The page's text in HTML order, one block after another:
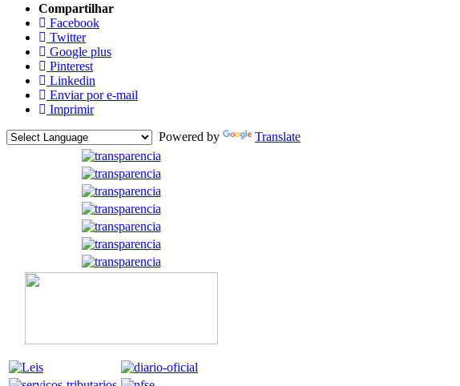
Compartilhar
Facebook
Twitter
Google plus
Pinterest
Linkedin
Enviar por e-mail
Imprimir
Powered by
Translate